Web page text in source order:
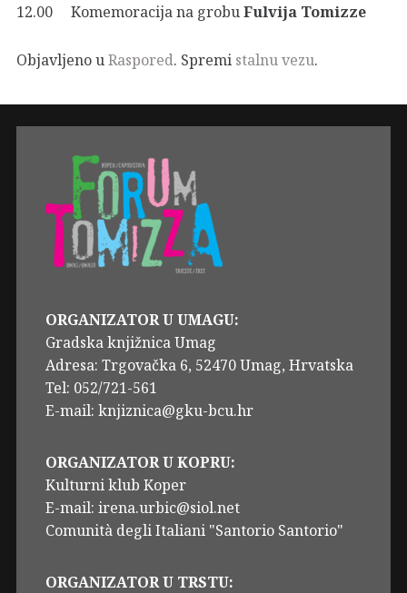
12.00 Komemoracija na grobuFulvija Tomizze
Objavljeno uRaspored. Spremi stalnu vezu.
ORGANIZATOR U UMAGU:
Gradska knjižnica Umag
Adresa: Trgovačka 6, 52470 Umag, Hrvatska
Tel: 052/721-561
E-mail: knjiznica@gku-bcu.hr
ORGANIZATOR U KOPRU:
Kulturni klub Koper
E-mail: irena.urbic@siol.net
Comunità degli Italiani "Santorio Santorio"
ORGANIZATOR U TRSTU: